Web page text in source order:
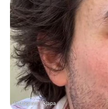
Instagram / kjapa